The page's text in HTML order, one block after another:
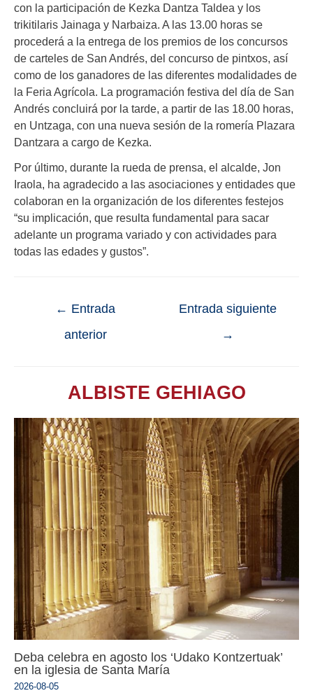
con la participación de Kezka Dantza Taldea y los
trikitilaris Jainaga y Narbaiza. A las 13.00 horas se
procederá a la entrega de los premios de los concursos
de carteles de San Andrés, del concurso de pintxos, así
como de los ganadores de las diferentes modalidades de
la Feria Agrícola. La programación festiva del día de San
Andrés concluirá por la tarde, a partir de las 18.00 horas,
en Untzaga, con una nueva sesión de la romería Plazara
Dantzara a cargo de Kezka.
Por último, durante la rueda de prensa, el alcalde, Jon
Iraola, ha agradecido a las asociaciones y entidades que
colaboran en la organización de los diferentes festejos
“su implicación, que resulta fundamental para sacar
adelante un programa variado y con actividades para
todas las edades y gustos”.
← Entrada
anterior
Entrada siguiente
→
ALBISTE GEHIAGO
Deba celebra en agosto los ‘Udako Kontzertuak’
en la iglesia de Santa María
2026-08-05